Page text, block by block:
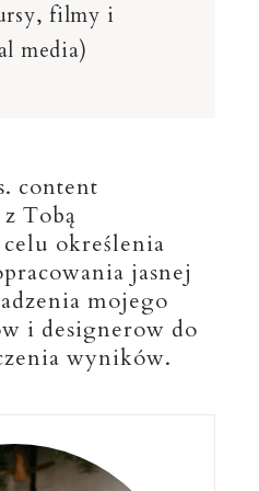
filmy i
media)
content
Tobą
celu określenia
jasnej
mojego
i designerow do
wyników.